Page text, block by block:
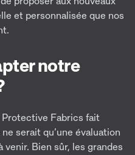
et personnalisée que nos
notre
Fabrics fait
serait qu’une évaluation
Bien sûr, les grandes